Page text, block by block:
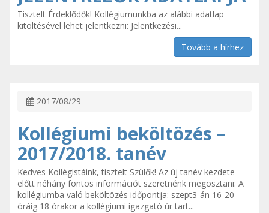
Tisztelt Érdeklődők! Kollégiumunkba az alábbi adatlap
kitöltésével lehet jelentkezni: Jelentkezési...
Tovább a hírhez
2017/08/29
Kollégiumi beköltözés –
2017/2018. tanév
Kedves Kollégistáink, tisztelt Szülők! Az új tanév kezdete
előtt néhány fontos információt szeretnénk megosztani: A
kollégiumba való beköltözés időpontja: szept3-án 16-20
óráig 18 órakor a kollégiumi igazgató úr tart...